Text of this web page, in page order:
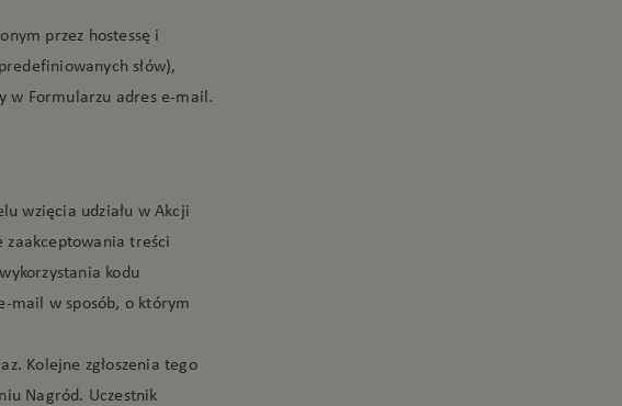
przez hostessę i
słów),
w Formularzu adres e-mail.
wzięcia udziału w Akcji
zaakceptowania treści
kodu
mail w sposób, o którym
Kolejne zgłoszenia tego
Nagród. Uczestnik